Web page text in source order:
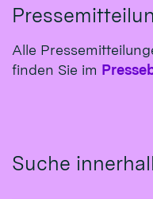
Alle
finden Sie im
Suche